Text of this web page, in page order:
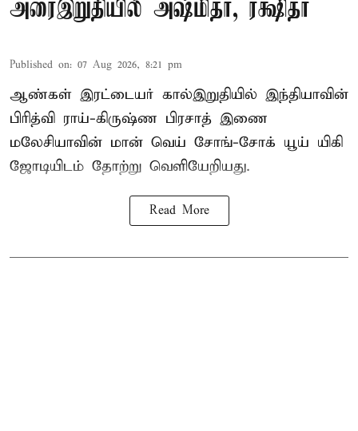
அரைஇறுதியில் அஷ்மிதா, ரக்ஷிதா
Published on: 07 Aug 2026, 8:21 pm
ஆண்கள் இரட்டையர் கால்இறுதியில் இந்தியாவின்
பிரித்வி ராய்-கிருஷ்ண பிரசாத் இணை
மலேசியாவின் மான் வெய் சோங்-சோக் யூய் யிகி
ஜோடியிடம் தோற்று வெளியேறியது.
Read More